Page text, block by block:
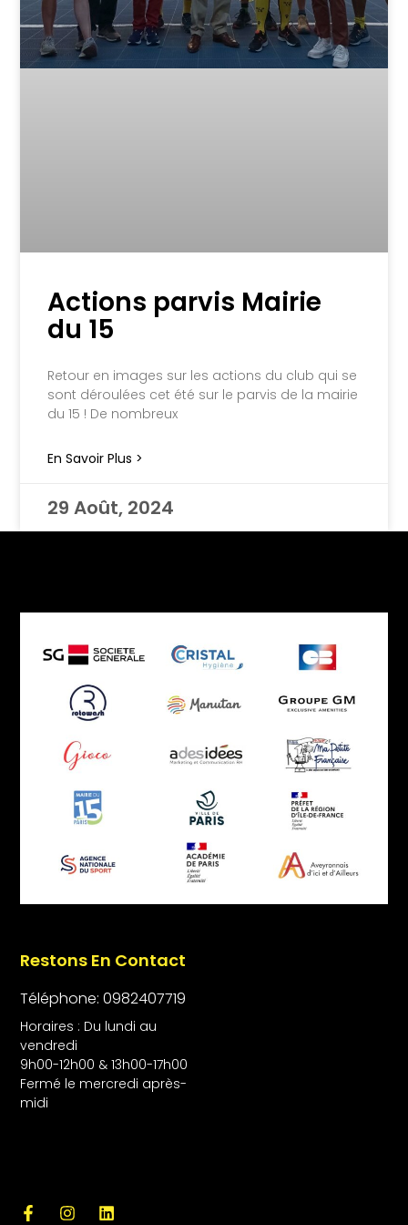
Actions parvis Mairie
du 15
Retour en images sur les actions du club qui se
sont déroulées cet été sur le parvis de la mairie
du 15 ! De nombreux
En Savoir Plus >
29 Août, 2024
Restons En Contact
Téléphone: 0982407719
Horaires : Du lundi au
vendredi
9h00-12h00 & 13h00-17h00
Fermé le mercredi après-
midi